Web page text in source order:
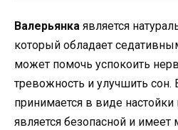
Валерьянка является
который обладает
может помочь успокоить
тревожность и улучшить сон.
принимается в виде настойки
является безопасной и